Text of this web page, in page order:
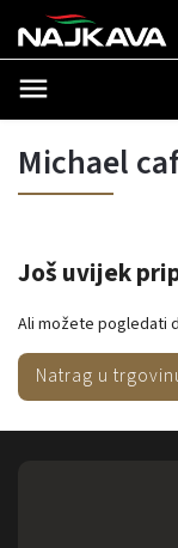
Michael
Još uvijek
Ali možete pogledati
Natrag u